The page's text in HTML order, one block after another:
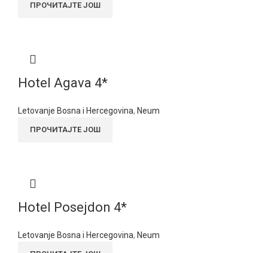
ПРОЧИТАЈТЕ ЈОШ
Hotel Agava 4*
Letovanje Bosna i Hercegovina, Neum
ПРОЧИТАЈТЕ ЈОШ
Hotel Posejdon 4*
Letovanje Bosna i Hercegovina, Neum